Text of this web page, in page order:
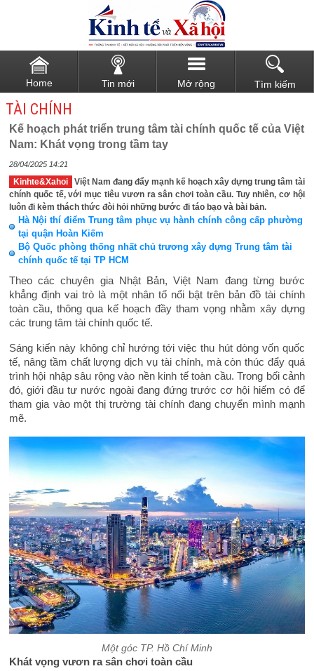
Home Tin mới Mở rộng Tìm kiếm
TÀI CHÍNH
Kế hoạch phát triển trung tâm tài chính quốc tế của Việt
Nam: Khát vọng trong tầm tay
28/04/2025 14:21
Kinhte&Xahoi
Việt Nam đang đẩy mạnh kế hoạch xây dựng trung tâm tài
chính quốc tế, với mục tiêu vươn ra sân chơi toàn cầu. Tuy nhiên, cơ hội
luôn đi kèm thách thức đòi hỏi những bước đi táo bạo và bài bản.
Hà Nội thí điểm Trung tâm phục vụ hành chính công cấp phường
tại quận Hoàn Kiếm
Bộ Quốc phòng thống nhất chủ trương xây dựng Trung tâm tài
chính quốc tế tại TP HCM
Theo các chuyên gia Nhật Bản, Việt Nam đang từng bước
khẳng định vai trò là một nhân tố nổi bật trên bản đồ tài chính
toàn cầu, thông qua kế hoạch đầy tham vọng nhằm xây dựng
các trung tâm tài chính quốc tế.
Sáng kiến này không chỉ hướng tới việc thu hút dòng vốn quốc
tế, nâng tầm chất lượng dịch vụ tài chính, mà còn thúc đẩy quá
trình hội nhập sâu rộng vào nền kinh tế toàn cầu. Trong bối cảnh
đó, giới đầu tư nước ngoài đang đứng trước cơ hội hiếm có để
tham gia vào một thị trường tài chính đang chuyển mình mạnh
mẽ.
Một góc TP. Hồ Chí Minh
Khát vọng vươn ra sân chơi toàn cầu